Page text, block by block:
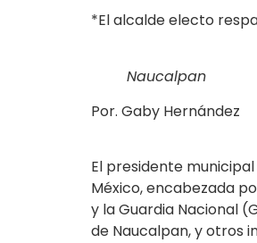
*El alcalde electo
Naucalpan
Por. Gaby Hernández
El presidente
México, encabezada
y la Guardia Nacional
de Naucalpan, y otros